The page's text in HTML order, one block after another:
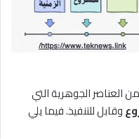
الجوهرية التي
وقابل للتنفيذ. فيما يلي